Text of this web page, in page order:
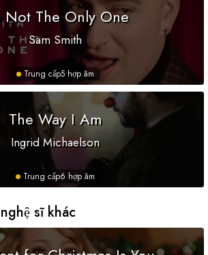
Not The Only One
Sam Smith
Trung cấp5 hợp âm
The Way I Am
Ingrid Michaelson
Trung cấp6 hợp âm
sĩ khác